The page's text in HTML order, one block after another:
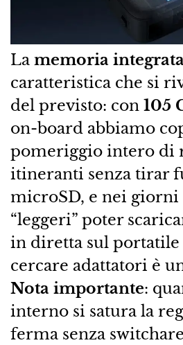
La memoria
caratteristica che si
del previsto: con 105
on-board abbiamo
pomeriggio intero di
itineranti senza tirar
microSD, e nei
“leggeri” poter
in diretta sul portatile
cercare adattatori è
Nota importante:
interno si satura la
ferma senza switchare